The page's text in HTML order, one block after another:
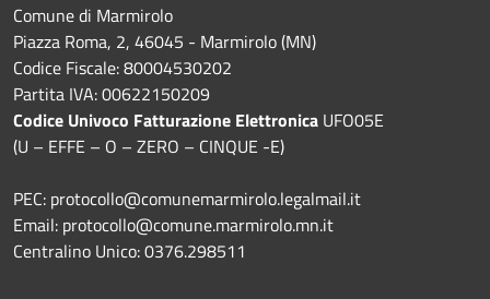
Comune di Marmirolo
Piazza Roma, 2, 46045 - Marmirolo (MN)
Codice Fiscale: 80004530202
Partita IVA: 00622150209
Codice Univoco Fatturazione Elettronica UFO05E
(U – EFFE – O – ZERO – CINQUE -E)
PEC: protocollo@comunemarmirolo.legalmail.it
Email: protocollo@comune.marmirolo.mn.it
Centralino Unico: 0376.298511